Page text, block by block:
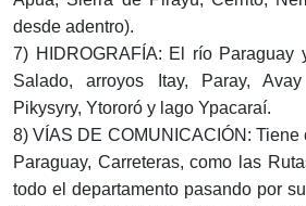
desde adentro).
7) HIDROGRAFÍA: El río Paraguay
Salado, arroyos Itay, Paray,
Pikysyry, Ytororó y lago Ypacaraí.
8) VÍAS DE COMUNICACIÓN:
Paraguay, Carreteras, como las
todo el departamento pasando por